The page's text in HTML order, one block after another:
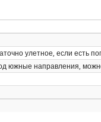
улетное, если есть
южные направления,